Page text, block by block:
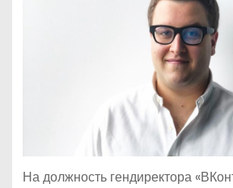
На должность гендиректора